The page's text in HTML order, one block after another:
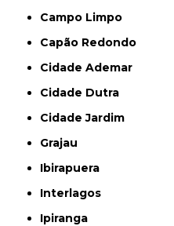
Campo Limpo
Capão Redondo
Cidade Ademar
Cidade Dutra
Cidade Jardim
Grajau
Ibirapuera
Interlagos
Ipiranga